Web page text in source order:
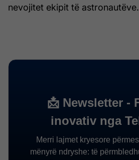
nevojitet ekipit të astronautëve.